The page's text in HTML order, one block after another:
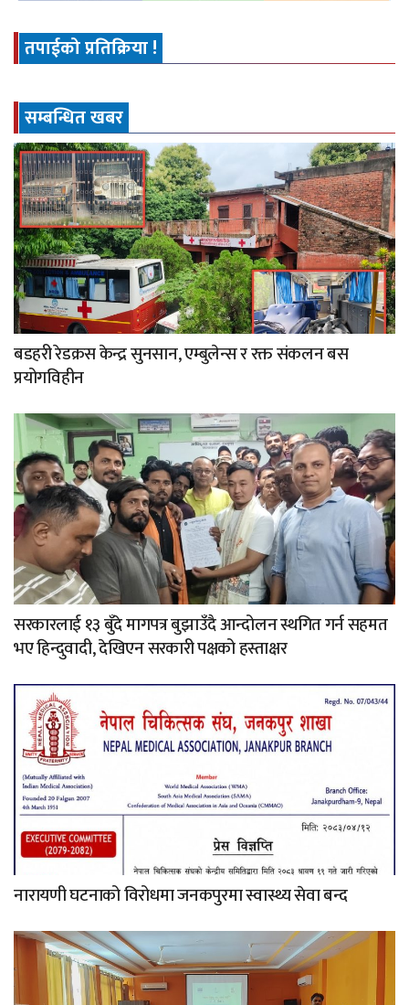
तपाईको प्रतिक्रिया !
सम्बन्धित खबर
बडहरी रेडक्रस केन्द्र सुनसान, एम्बुलेन्स र रक्त संकलन बस
प्रयोगविहीन
सरकारलाई १३ बुँदे मागपत्र बुझाउँदै आन्दोलन स्थगित गर्न सहमत
भए हिन्दुवादी, देखिएन सरकारी पक्षको हस्ताक्षर
नारायणी घटनाको विरोधमा जनकपुरमा स्वास्थ्य सेवा बन्द